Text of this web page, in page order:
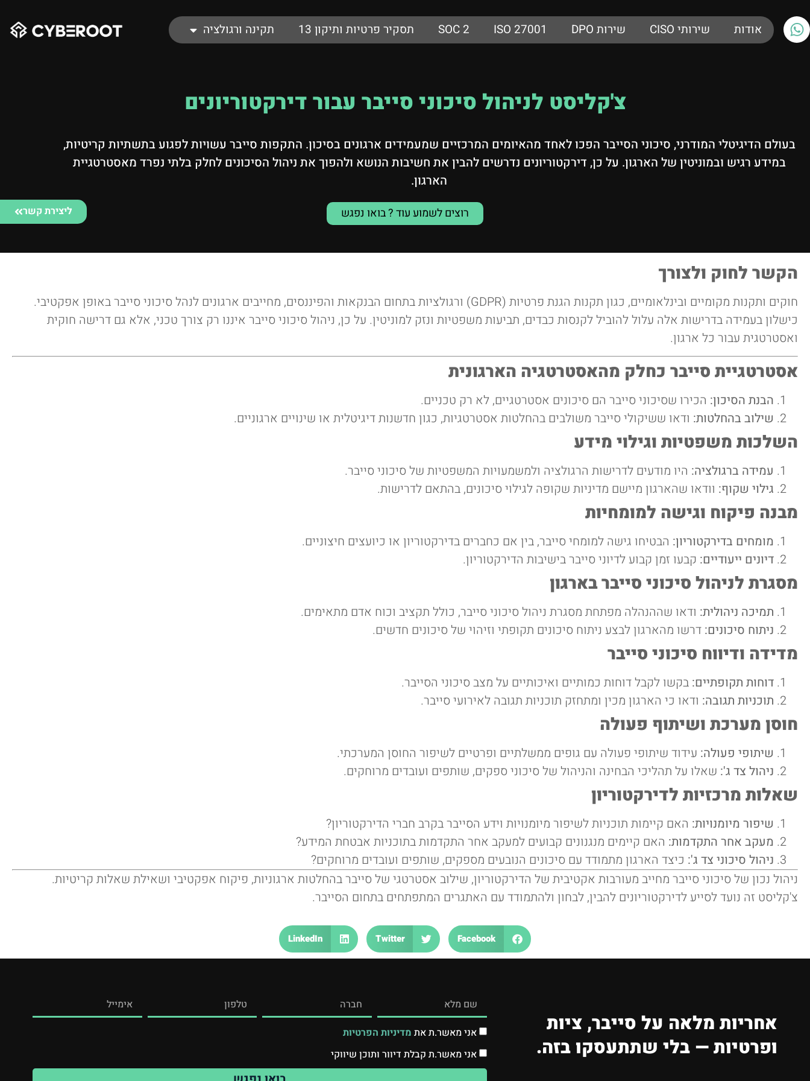
אודות שירותי CISO שירות DPO ISO 27001
SOC 2 תסקיר פרטיות ותיקון 13 תקינה ורגולציה
ליצירת קשר
צ'קליסט לניהול סיכוני סייבר עבור דירקטוריונים
בעולם הדיגיטלי המודרני, סיכוני הסייבר הפכו לאחד מהאיומים המרכזיים שמעמידים ארגונים בסיכון. התקפות סייבר עשויות לפגוע בתשתיות קריטיות,
במידע רגיש ובמוניטין של הארגון. על כן, דירקטוריונים נדרשים להבין את חשיבות הנושא ולהפוך את ניהול הסיכונים לחלק בלתי נפרד מאסטרטגיית
הארגון.
רוצים לשמוע עוד ? בואו נפגש
הקשר לחוק ולצורך
חוקים ותקנות מקומיים ובינלאומיים, כגון תקנות הגנת פרטיות (GDPR) ורגולציות בתחום הבנקאות והפיננסים, מחייבים ארגונים לנהל סיכוני סייבר באופן אפקטיבי.
כישלון בעמידה בדרישות אלה עלול להוביל לקנסות כבדים, תביעות משפטיות ונזק למוניטין. על כן, ניהול סיכוני סייבר איננו רק צורך טכני, אלא גם דרישה חוקית
ואסטרטגית עבור כל ארגון.
אסטרטגיית סייבר כחלק מהאסטרטגיה הארגונית
הבנת הסיכון: הכירו שסיכוני סייבר הם סיכונים אסטרטגיים, לא רק טכניים.
שילוב בהחלטות: ודאו ששיקולי סייבר משולבים בהחלטות אסטרטגיות, כגון חדשנות דיגיטלית או שינויים ארגוניים.
השלכות משפטיות וגילוי מידע
עמידה ברגולציה: היו מודעים לדרישות הרגולציה ולמשמעויות המשפטיות של סיכוני סייבר.
גילוי שקוף: וודאו שהארגון מיישם מדיניות שקופה לגילוי סיכונים, בהתאם לדרישות.
מבנה פיקוח וגישה למומחיות
מומחים בדירקטוריון: הבטיחו גישה למומחי סייבר, בין אם כחברים בדירקטוריון או כיועצים חיצוניים.
דיונים ייעודיים: קבעו זמן קבוע לדיוני סייבר בישיבות הדירקטוריון.
מסגרת לניהול סיכוני סייבר בארגון
תמיכה ניהולית: ודאו שההנהלה מפתחת מסגרת ניהול סיכוני סייבר, כולל תקציב וכוח אדם מתאימים.
ניתוח סיכונים: דרשו מהארגון לבצע ניתוח סיכונים תקופתי וזיהוי של סיכונים חדשים.
מדידה ודיווח סיכוני סייבר
דוחות תקופתיים: בקשו לקבל דוחות כמותיים ואיכותיים על מצב סיכוני הסייבר.
תוכניות תגובה: ודאו כי הארגון מכין ומתחזק תוכניות תגובה לאירועי סייבר.
חוסן מערכת ושיתוף פעולה
שיתופי פעולה: עידוד שיתופי פעולה עם גופים ממשלתיים ופרטיים לשיפור החוסן המערכתי.
ניהול צד ג': שאלו על תהליכי הבחינה והניהול של סיכוני ספקים, שותפים ועובדים מרוחקים.
שאלות מרכזיות לדירקטוריון
שיפור מיומנויות: האם קיימות תוכניות לשיפור מיומנויות וידע הסייבר בקרב חברי הדירקטוריון?
מעקב אחר התקדמות: האם קיימים מנגנונים קבועים למעקב אחר התקדמות בתוכניות אבטחת המידע?
ניהול סיכוני צד ג': כיצד הארגון מתמודד עם סיכונים הנובעים מספקים, שותפים ועובדים מרוחקים?
ניהול נכון של סיכוני סייבר מחייב מעורבות אקטיבית של הדירקטוריון, שילוב אסטרטגי של סייבר בהחלטות ארגוניות, פיקוח אפקטיבי ושאילת שאלות קריטיות.
צ'קליסט זה נועד לסייע לדירקטוריונים להבין, לבחון ולהתמודד עם האתגרים המתפתחים בתחום הסייבר.
Facebook
Twitter
LinkedIn
אחריות מלאה על סייבר, ציות
ופרטיות — בלי שתתעסקו בזה.
אני מאשר.ת את מדיניות הפרטיות
אני מאשר.ת קבלת דיוור ותוכן שיווקי